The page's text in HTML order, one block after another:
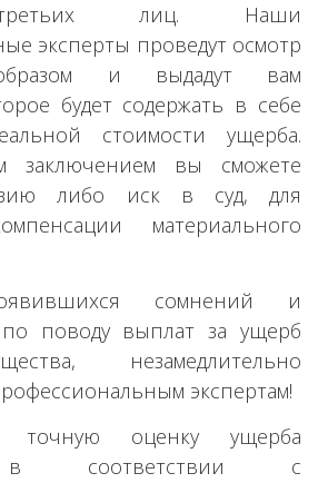
лиц. Наши
эксперты проведут осмотр
и выдадут вам
будет содержать в себе
стоимости ущерба.
заключением вы сможете
либо иск в суд, для
материального
сомнений и
по поводу выплат за ущерб
незамедлительно
экспертам!
оценку ущерба
в соответствии с